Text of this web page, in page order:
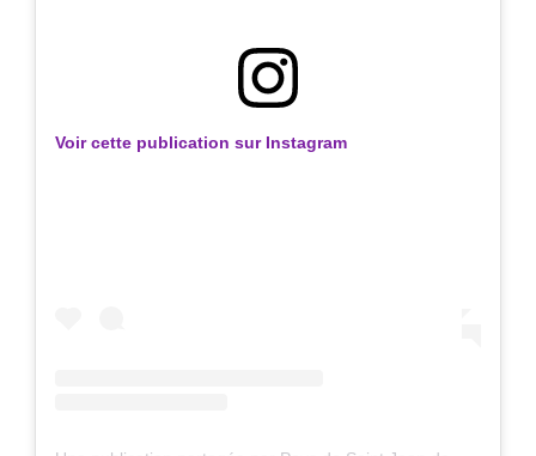
Voir cette publication sur Instagram